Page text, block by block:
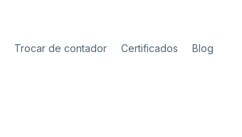
Trocar de contador Certificados Blog